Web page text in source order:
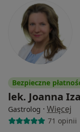
Bezpieczne
lek. Joanna
Gastrolog · Więcej
71 opinii